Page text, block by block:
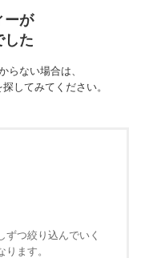
ーが
した
らない場合は、
してみてください。
つ絞り込んでいく
ます。